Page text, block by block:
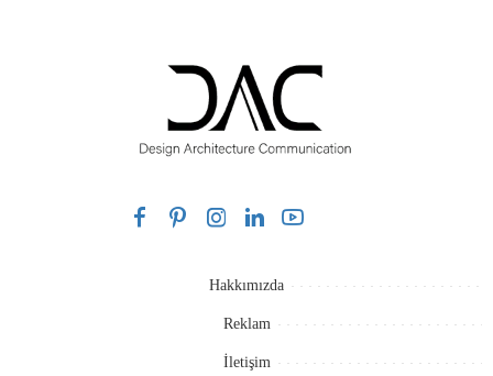
Hakkımızda
Reklam
İletişim